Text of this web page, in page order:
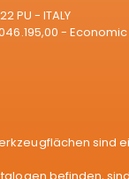
PU - ITALY
-